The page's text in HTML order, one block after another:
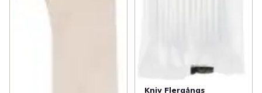
Kniv Flergångs